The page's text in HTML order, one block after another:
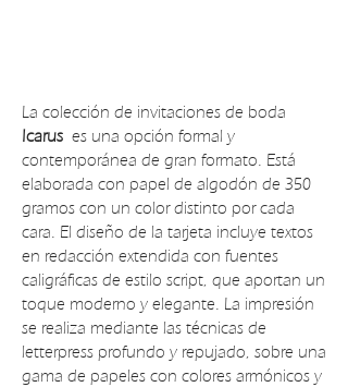
La colección de invitaciones de boda
Icarus es una opción formal y
contemporánea de gran formato. Está
elaborada con papel de algodón de 350
gramos con un color distinto por cada
cara. El diseño de la tarjeta incluye textos
en redacción extendida con fuentes
caligráficas de estilo script, que aportan un
toque moderno y elegante. La impresión
se realiza mediante las técnicas de
letterpress profundo y repujado, sobre una
gama de papeles con colores armónicos y